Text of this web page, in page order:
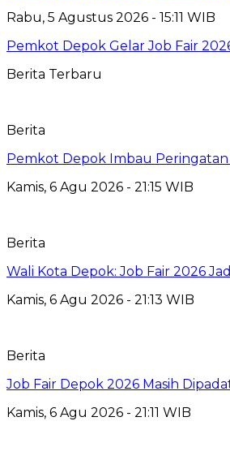
Rabu, 5 Agustus 2026 - 15:11 WIB
Pemkot Depok Gelar Job Fair
Berita Terbaru
Berita
Pemkot Depok Imbau
Kamis, 6 Agu 2026 - 21:15 WIB
Berita
Wali Kota Depok: Job Fair 2026
Kamis, 6 Agu 2026 - 21:13 WIB
Berita
Job Fair Depok 2026 Masih
Kamis, 6 Agu 2026 - 21:11 WIB